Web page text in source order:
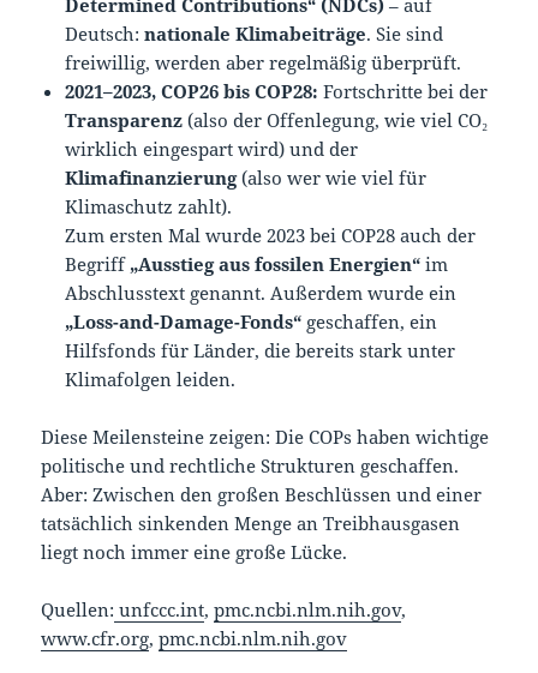
Deutsch:nationale Klimabeiträge. Sie sind
freiwillig, werden aber regelmäßig überprüft.
2021–2023, COP26 bis COP28: Fortschritte bei der
Transparenz (also der Offenlegung, wie viel CO₂
wirklich eingespart wird) und der
Klimafinanzierung(also wer wie viel für
Klimaschutz zahlt).
Zum ersten Mal wurde 2023 bei COP28 auch der
Begriff „Ausstieg aus fossilen Energien“ im
Abschlusstext genannt. Außerdem wurde ein
„Loss-and-Damage-Fonds“ geschaffen, ein
Hilfsfonds für Länder, die bereits stark unter
Klimafolgen leiden.
Diese Meilensteine zeigen: Die COPs haben wichtige
politische und rechtliche Strukturen geschaffen.
Aber: Zwischen den großen Beschlüssen und einer
tatsächlich sinkenden Menge an Treibhausgasen
liegt noch immer eine große Lücke.
Quellen: unfccc.int,pmc.ncbi.nlm.nih.gov,
www.cfr.org,pmc.ncbi.nlm.nih.gov